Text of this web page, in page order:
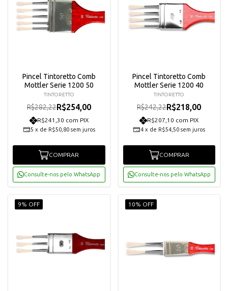
Pincel Tintoretto Comb
Mottler Serie 1200 50
TINTORETTO
R$282,22R$254,00
R$241,30 com PIX
5 x de R$50,80 sem juros
COMPRAR
Consulte-nos pelo WhatsApp
Pincel Tintoretto Comb
Mottler Serie 1200 40
TINTORETTO
R$242,22R$218,00
R$207,10 com PIX
4 x de R$54,50 sem juros
COMPRAR
Consulte-nos pelo WhatsApp
9% OFF 10% OFF